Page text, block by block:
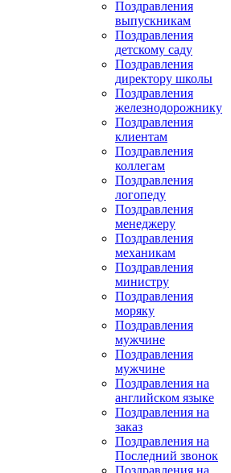
Поздравления
выпускникам
Поздравления
детскому саду
Поздравления
директору школы
Поздравления
железнодорожнику
Поздравления
клиентам
Поздравления
коллегам
Поздравления
логопеду
Поздравления
менеджеру
Поздравления
механикам
Поздравления
министру
Поздравления
моряку
Поздравления
мужчине
Поздравления
мужчине
Поздравления на
английском языке
Поздравления на
заказ
Поздравления на
Последний звонок
Поздравления на